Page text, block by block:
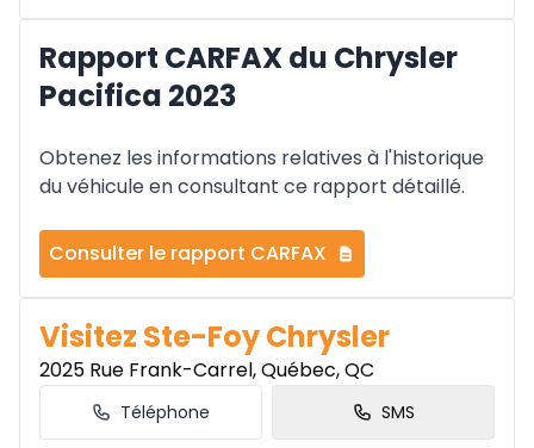
Rapport CARFAX du Chrysler
Pacifica 2023
Obtenez les informations relatives à l'historique
du véhicule en consultant ce rapport détaillé.
Consulter le rapport CARFAX
Visitez Ste-Foy Chrysler
2025 Rue Frank-Carrel, Québec, QC
Téléphone SMS